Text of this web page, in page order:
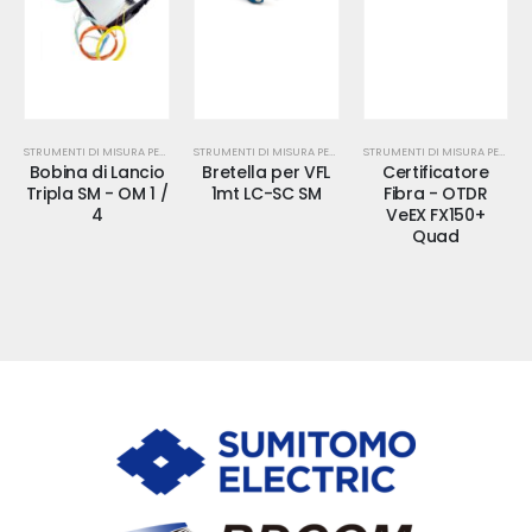
Bobina di Lancio
Tripla SM - OM 1 /
4
STRUMENTI DI MISURA PER FIBRA OTTICA
Bretella per VFL
1mt LC-SC SM
STRUMENTI DI MISURA PER FIBRA OTTICA
Certificatore
Fibra - OTDR
VeEX FX150+
Quad